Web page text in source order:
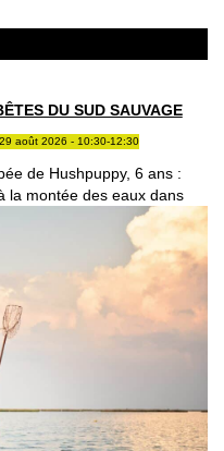
DU SUD SAUVAGE
août 2026 - 10:30-12:30
de Hushpuppy, 6 ans :
la montée des eaux dans